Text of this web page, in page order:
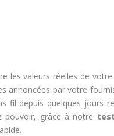
les valeurs réelles de
annoncées par votre
fil depuis quelques jours
pouvoir, grâce à notre